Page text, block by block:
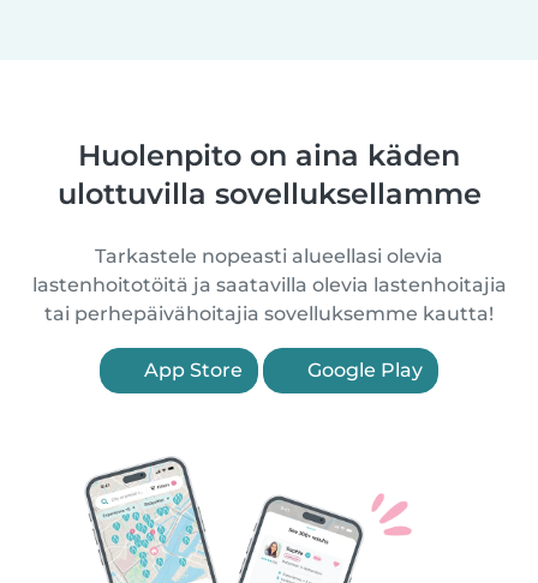
Huolenpito on aina käden
ulottuvilla sovelluksellamme
Tarkastele nopeasti alueellasi olevia
lastenhoitotöitä ja saatavilla olevia lastenhoitajia
tai perhepäivähoitajia sovelluksemme kautta!
App Store Google Play